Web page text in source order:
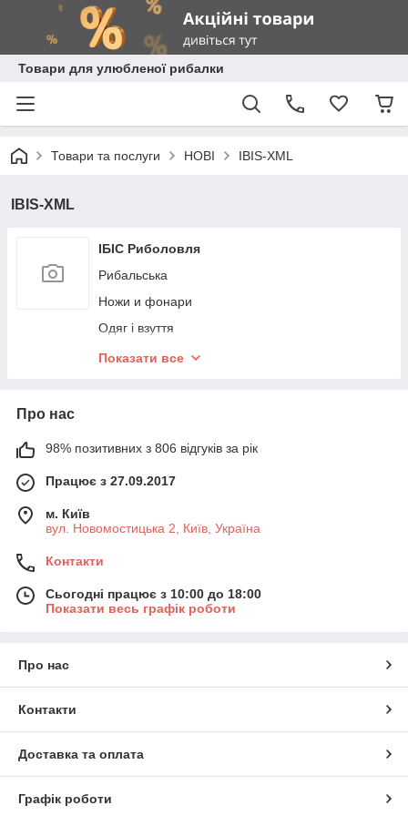
Товари для улюбленої рибалки
Товари та послуги НОВІ IBIS-XML
IBIS-XML
ІБІС Риболовля
Рибальська
Ножи и фонари
Одяг і взуття
Спорядження
Показати все
Про нас
98% позитивних з 806 відгуків за рік
Працює з 27.09.2017
м. Київ
вул. Новомостицька 2, Київ, Україна
Контакти
Сьогодні працює з 10:00 до 18:00
Показати весь графік роботи
Про нас
Контакти
Доставка та оплата
Графік роботи